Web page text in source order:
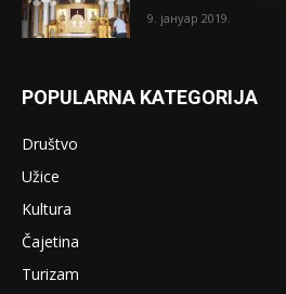
9. јануар 2019.
POPULARNA KATEGORIJA
Društvo
Užice
Kultura
Čajetina
Turizam